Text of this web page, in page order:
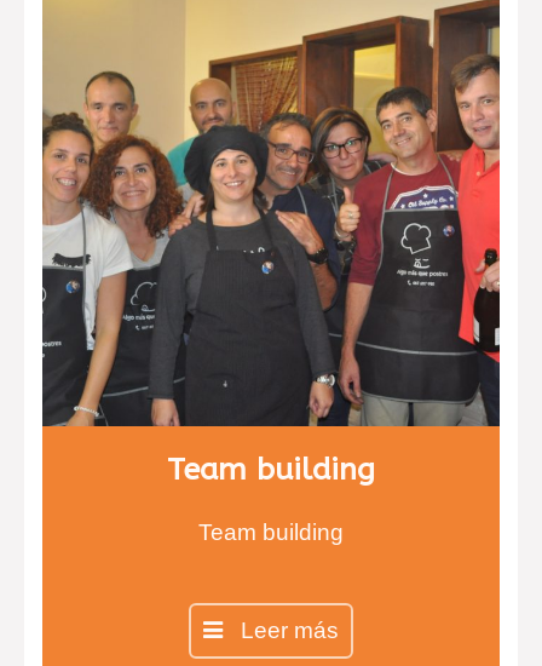
degustar nuevos sabores y texturas
que alegrarán sus paladares.
Team building
Team building
Leer más